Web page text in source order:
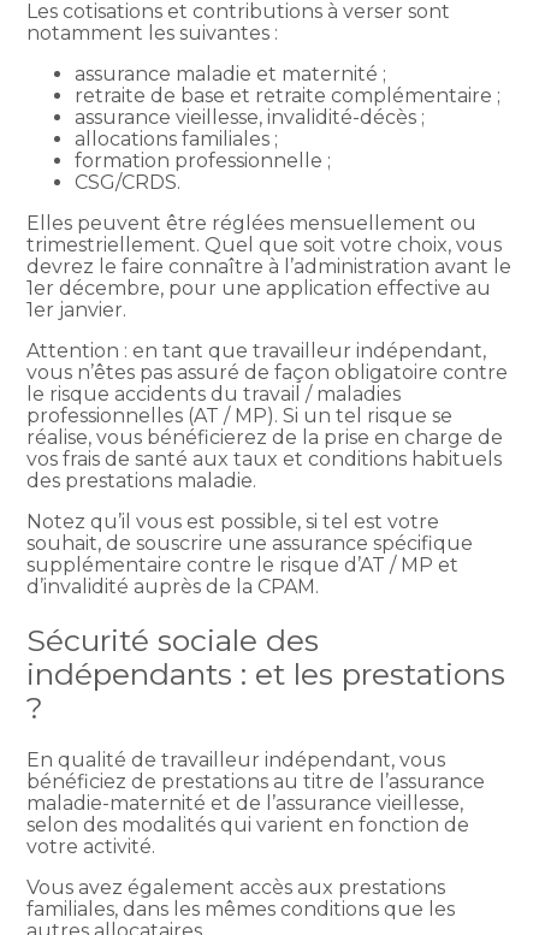
Les cotisations et contributions à verser sont
notamment les suivantes :
assurance maladie et maternité ;
retraite de base et retraite complémentaire ;
assurance vieillesse, invalidité-décès ;
allocations familiales ;
formation professionnelle ;
CSG/CRDS.
Elles peuvent être réglées mensuellement ou
trimestriellement. Quel que soit votre choix, vous
devrez le faire connaître à l’administration avant le
1er décembre, pour une application effective au
1er janvier.
Attention : en tant que travailleur indépendant,
vous n’êtes pas assuré de façon obligatoire contre
le risque accidents du travail / maladies
professionnelles (AT / MP). Si un tel risque se
réalise, vous bénéficierez de la prise en charge de
vos frais de santé aux taux et conditions habituels
des prestations maladie.
Notez qu’il vous est possible, si tel est votre
souhait, de souscrire une assurance spécifique
supplémentaire contre le risque d’AT / MP et
d’invalidité auprès de la CPAM.
Sécurité sociale des
indépendants : et les prestations
?
En qualité de travailleur indépendant, vous
bénéficiez de prestations au titre de l’assurance
maladie-maternité et de l’assurance vieillesse,
selon des modalités qui varient en fonction de
votre activité.
Vous avez également accès aux prestations
familiales, dans les mêmes conditions que les
autres allocataires.